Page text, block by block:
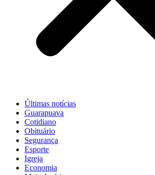
Últimas notícias
Guarapuava
Cotidiano
Obituário
Segurança
Esporte
Igreja
Economia